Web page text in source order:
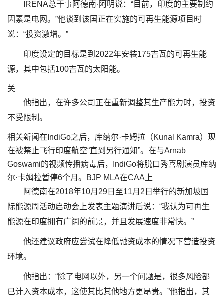
IRENA总干事阿德南·阿明说：“目前，印度的主要制约
因素是电网。”他谈到该国正在实施的可再生能源项目时
说：“投资激增。”
印度设定的目标是到2022年安装175吉瓦的可再生能
源，其中包括100吉瓦的太阳能。
关
他指出，在许多公司正在重新调整其生产能力时，投资
不受限制。
相关新闻在IndiGo之后，库纳尔·卡姆拉（Kunal Kamra）现
在被禁止飞行印度航空“直到另行通知”。在与Arnab
Goswami的视频传播病毒后，IndiGo将脱口秀喜剧演员库纳
尔·卡姆拉暂停6个月。BJP MLA在CAA上
阿德南在2018年10月29日至11月2日举行的新加坡国
际能源周活动启动会上发表主题演讲后说：“我认为可再生
能源在印度拥有广阔的前景，并且发展速度非常快。”
他还建议政府应尝试在降低融资成本的情况下营造投资
环境。
他指出：“除了电网以外，另一个问题是，很多风险都
已计入资本成本，这使其比其他地方更昂贵。”他指出，其